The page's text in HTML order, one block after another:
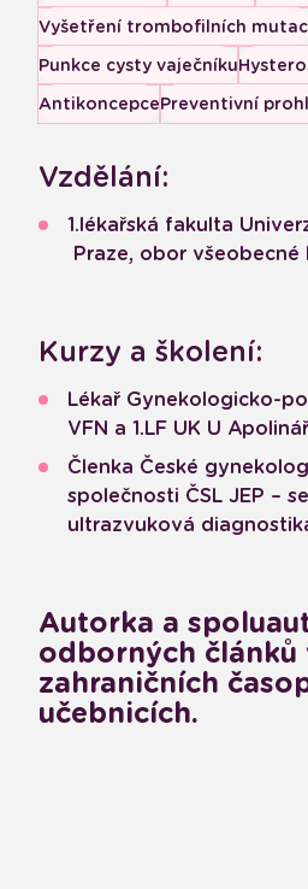
Vyšetření trombofilních
Punkce cysty vaječníku
AntikoncepcePreventivní
Vzdělání:
1.lékařská fakulta
Praze, obor všeobecné
Kurzy a školení:
Lékař Gynekologicko-
VFN a 1.LF UK U
Členka České
společnosti ČSL JEP –
ultrazvuková
Autorka a
odborných
zahraničních
učebnicích.